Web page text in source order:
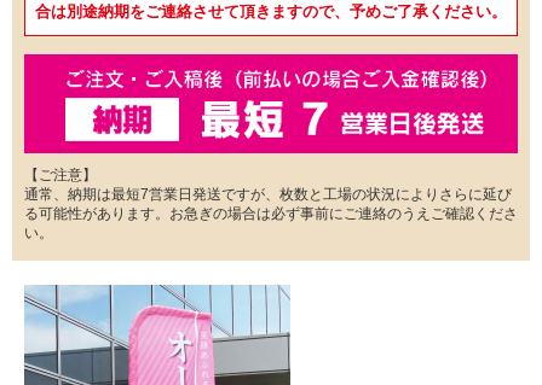
合は別途納期をご連絡させて頂きますので、予めご了承ください。
【ご注意】
通常、納期は最短7営業日発送ですが、枚数と工場の状況によりさらに延び
る可能性があります。お急ぎの場合は必ず事前にご連絡のうえご確認くださ
い。